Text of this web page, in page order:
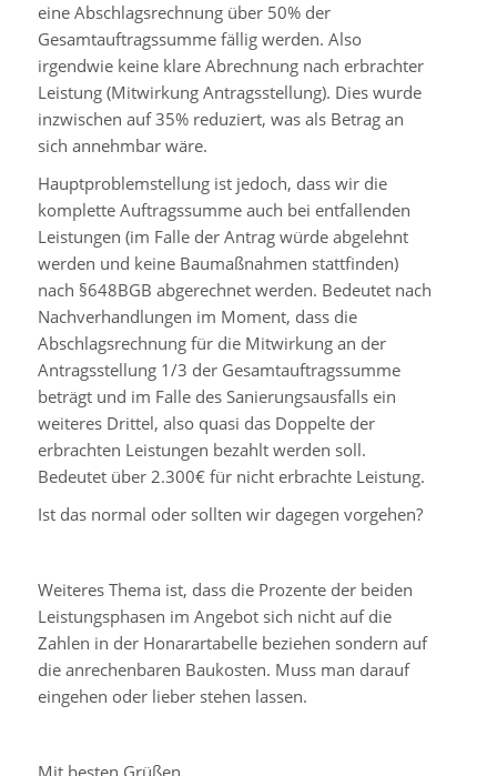
eine Abschlagsrechnung über 50% der
Gesamtauftragssumme fällig werden. Also
irgendwie keine klare Abrechnung nach erbrachter
Leistung (Mitwirkung Antragsstellung). Dies wurde
inzwischen auf 35% reduziert, was als Betrag an
sich annehmbar wäre.
Hauptproblemstellung ist jedoch, dass wir die
komplette Auftragssumme auch bei entfallenden
Leistungen (im Falle der Antrag würde abgelehnt
werden und keine Baumaßnahmen stattfinden)
nach §648BGB abgerechnet werden. Bedeutet nach
Nachverhandlungen im Moment, dass die
Abschlagsrechnung für die Mitwirkung an der
Antragsstellung 1/3 der Gesamtauftragssumme
beträgt und im Falle des Sanierungsausfalls ein
weiteres Drittel, also quasi das Doppelte der
erbrachten Leistungen bezahlt werden soll.
Bedeutet über 2.300€ für nicht erbrachte Leistung.
Ist das normal oder sollten wir dagegen vorgehen?
Weiteres Thema ist, dass die Prozente der beiden
Leistungsphasen im Angebot sich nicht auf die
Zahlen in der Honarartabelle beziehen sondern auf
die anrechenbaren Baukosten. Muss man darauf
eingehen oder lieber stehen lassen.
Mit besten Grüßen